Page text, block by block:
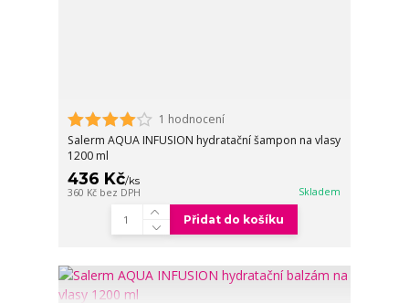
1 hodnocení
Salerm AQUA INFUSION hydratační šampon na vlasy
1200 ml
436 Kč/ks
360 Kč bez DPH Skladem
Přidat do košíku